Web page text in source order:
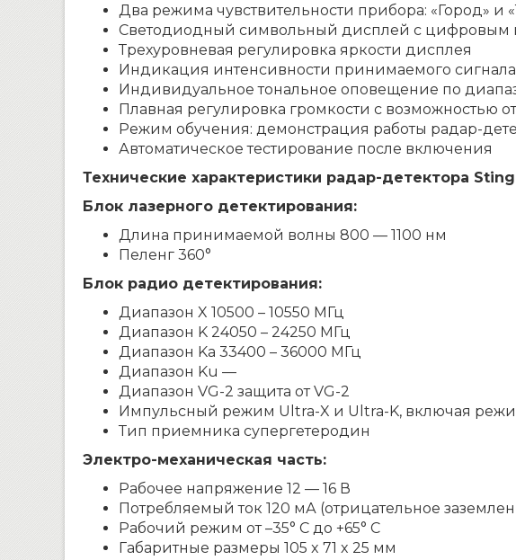
Два режима чувствительности прибора: «Город» и
Светодиодный символьный дисплей с цифровым
Трехуровневая регулировка яркости дисплея
Индикация интенсивности принимаемого сигнала
Индивидуальное тональное оповещение по
Плавная регулировка громкости с возможностью
Режим обучения: демонстрация работы радар-
Автоматическое тестирование после включения
Технические характеристики радар-детектора
Блок лазерного детектирования:
Длина принимаемой волны 800 — 1100 нм
Пеленг 360°
Блок радио детектирования:
Диапазон X 10500 – 10550 МГц
Диапазон K 24050 – 24250 МГц
Диапазон Ka 33400 – 36000 МГц
Диапазон Ku —
Диапазон VG-2 защита от VG-2
Импульсный режим Ultra-X и Ultra-K, включая
Тип приемника супергетеродин
Электро-механическая часть:
Рабочее напряжение 12 — 16 В
Потребляемый ток 120 мА (отрицательное
Рабочий режим от –35° С до +65° С
Габаритные размеры 105 x 71 x 25 мм